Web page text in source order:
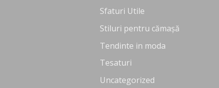
Sfaturi Utile
Stiluri pentru cămașă
Tendinte in moda
Tesaturi
Uncategorized